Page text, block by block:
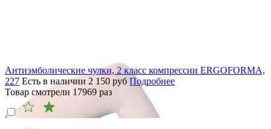
Антиэмболические чулки, 2 класс компрессии ERGOFORMA,
227 Есть в наличии 2 150 руб Подробнее
Товар смотрели 17969 раз